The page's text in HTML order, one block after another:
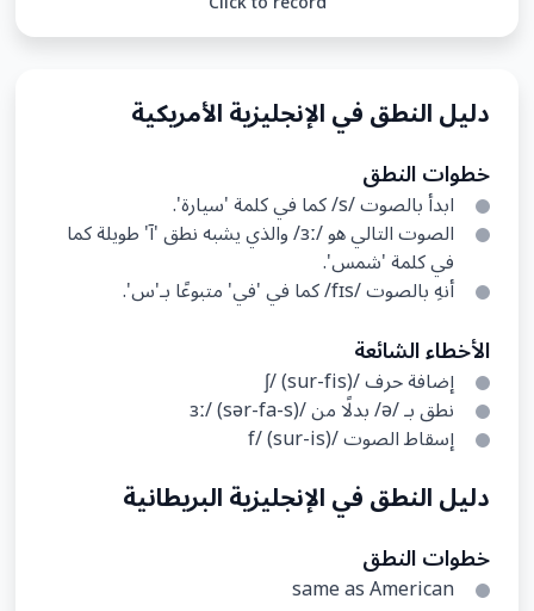
دليل النطق في الإنجليزية الأمريكية
خطوات النطق
ابدأ بالصوت /s/ كما في كلمة 'سيارة'.
الصوت التالي هو /ɜː/ والذي يشبه نطق 'آ' طويلة كما
في كلمة 'شمس'.
أنهِ بالصوت /fɪs/ كما في 'في' متبوعًا بـ'س'.
الأخطاء الشائعة
إضافة حرف /ʃ/ (sur-fis)
نطق بـ /ə/ بدلًا من /ɜː/ (sər-fa-s)
إسقاط الصوت /f/ (sur-is)
دليل النطق في الإنجليزية البريطانية
خطوات النطق
same as American